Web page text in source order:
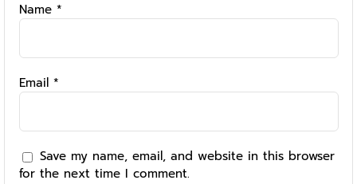
Name *
Email *
Save my name, email, and website in this browser
for the next time I comment.